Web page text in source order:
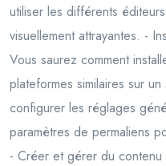
utiliser les différents
visuellement attrayantes. -
Vous saurez comment
plateformes similaires sur
configurer les réglages
paramètres de permaliens
- Créer et gérer du